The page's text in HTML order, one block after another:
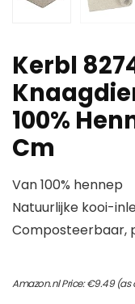
Kerbl
100%
Cm
Van 100% hennep
Natuurlijke kooi-
Composteerbaar,
Amazon.nl Price:€9.49(as